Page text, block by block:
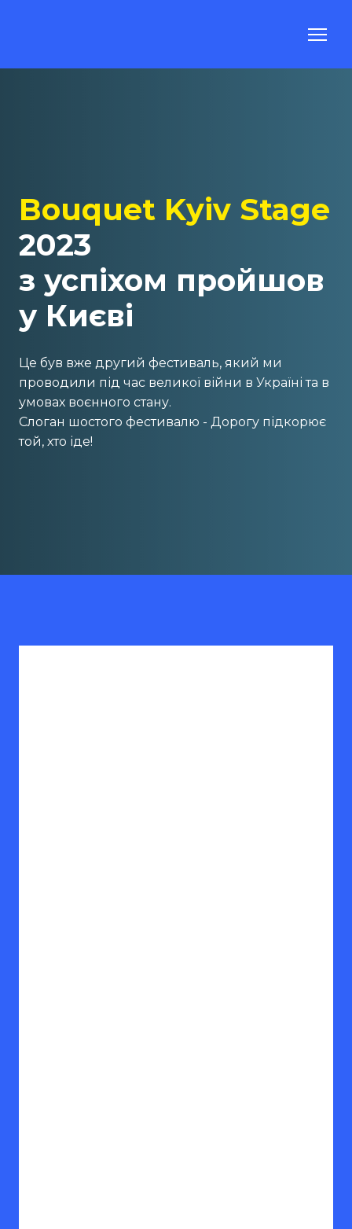
Bouquet Kyiv Stage
2023
з успіхом пройшов
у Києві
Це був вже другий фестиваль, який ми
проводили під час великої війни в Україні та в
умовах воєнного стану.
Слоган шостого фестивалю - Дорогу підкорює
той, хто іде!